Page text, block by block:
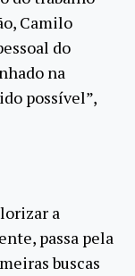
Camilo
do
na
possível”,
a
passa pela
buscas